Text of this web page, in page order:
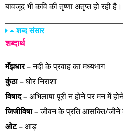
बावजूद भी कवि की तृष्णा अतृप्त हो रही है।
शब्‍द संसार
शब्दार्थ
मँझधार –नदी के प्रवाह का मध्यभाग
कुंठा –घोर निराशा
विषाद –अभिलाषा पूरी न होने पर मन में
जिजीविषा –जीवन के प्रति आसक्‍ति/जीने
ओट –आड़